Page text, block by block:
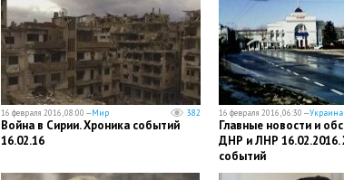
16 февраля 2016, 08:00 —Мир 382
Война в Сирии. Хроника событий
16.02.16
16 февраля 2016, 06:30 —Украина
Главные новости и
ДНР и ЛНР 16.02.2016.
событий